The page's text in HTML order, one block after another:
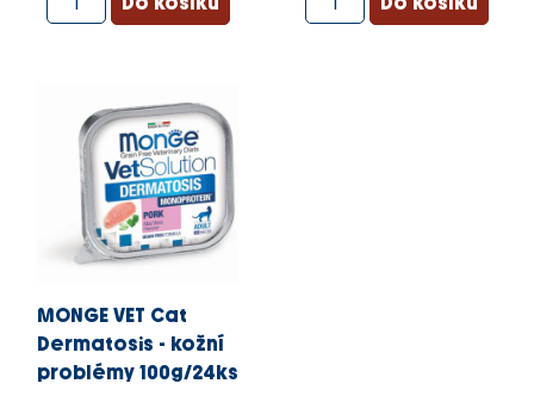
MONGE VET Cat
Dermatosis - kožní
problémy 100g/24ks